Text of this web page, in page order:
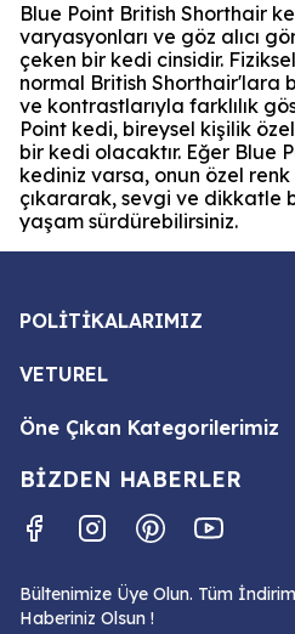
Blue Point British Shorthair
varyasyonları ve göz alıcı
çeken bir kedi cinsidir.
normal British Shorthair'lara
ve kontrastlarıyla farklılık
Point kedi, bireysel kişilik
bir kedi olacaktır. Eğer Blue
kediniz varsa, onun özel renk
çıkararak, sevgi ve dikkatle
yaşam sürdürebilirsiniz.
POLİTİKALARIMIZ
VETUREL
Öne Çıkan Kategorilerimiz
BİZDEN HABERLER
Bültenimize Üye Olun. Tüm
Haberiniz Olsun !